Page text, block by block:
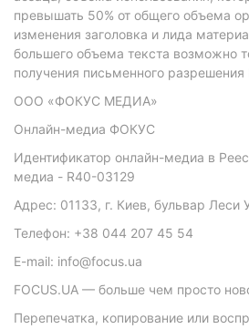
превышать 50% от общего объема
изменения заголовка и лида
большего объема текста возможно
получения письменного разрешения
ООО «ФОКУС МЕДИА»
Онлайн-медиа ФОКУС
Идентификатор онлайн-медиа в
медиа - R40-03129
Адрес: 01133, г. Киев, бульвар Леси
Телефон: +38 044 207 45 54
E-mail: info@focus.ua
FOCUS.UA — больше чем просто
Перепечатка, копирование или